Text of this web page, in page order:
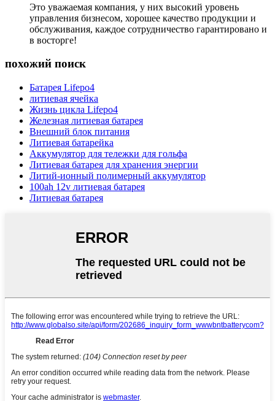
Это уважаемая компания, у них высокий уровень
управления бизнесом, хорошее качество продукции и
обслуживания, каждое сотрудничество гарантировано и
в восторге!
похожий поиск
Батарея Lifepo4
литиевая ячейка
Жизнь цикла Lifepo4
Железная литиевая батарея
Внешний блок питания
Литиевая батарейка
Аккумулятор для тележки для гольфа
Литиевая батарея для хранения энергии
Литий-ионный полимерный аккумулятор
100ah 12v литиевая батарея
Литиевая батарея